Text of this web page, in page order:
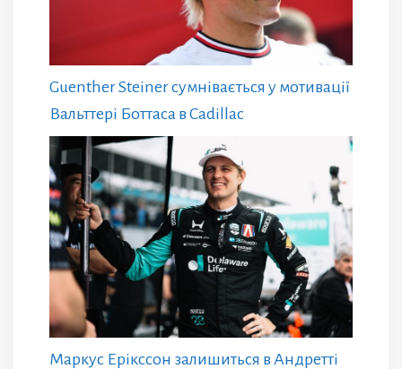
Guenther Steiner сумнівається у мотивації
Вальттері Боттаса в Cadillac
Маркус Ерікссон залишиться в Андретті